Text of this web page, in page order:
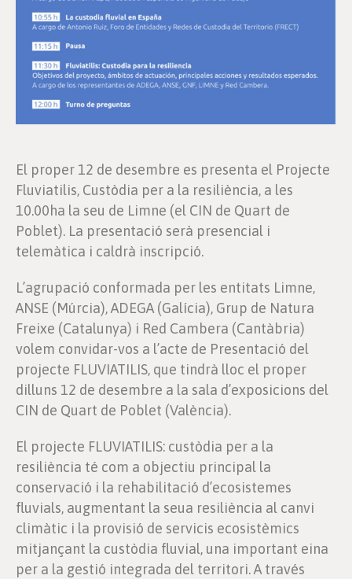
El proper 12 de desembre es presenta el Projecte
Fluviatilis, Custòdia per a la resiliència, a les
10.00ha la seu de Limne (el CIN de Quart de
Poblet). La presentació serà presencial i
telemàtica i caldrà inscripció.
L’agrupació conformada per les entitats Limne,
ANSE (Múrcia), ADEGA (Galícia), Grup de Natura
Freixe (Catalunya) i Red Cambera (Cantàbria)
volem convidar-vos a l’acte de Presentació del
projecte FLUVIATILIS, que tindrà lloc el proper
dilluns 12 de desembre a la sala d’exposicions del
CIN de Quart de Poblet (València).
El projecte FLUVIATILIS: custòdia per a la
resiliència té com a objectiu principal la
conservació i la rehabilitació d’ecosistemes
fluvials, augmentant la seua resiliència al canvi
climàtic i la provisió de servicis ecosistèmics
mitjançant la custòdia fluvial, una important eina
per a la gestió integrada del territori. A través